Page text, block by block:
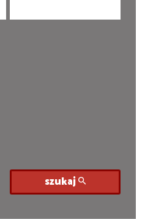
szukaj